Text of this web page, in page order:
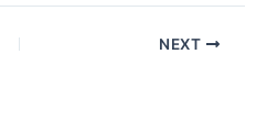
NEXT